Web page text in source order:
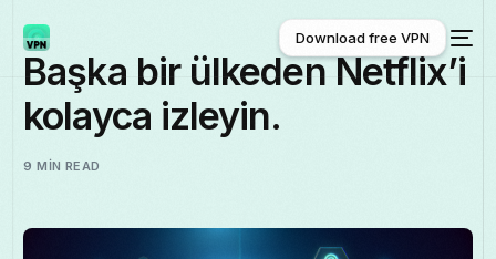
Download free VPN
Download free VPN
Başka bir ülkeden Netflix’i
kolayca izleyin.
9 MIN READ